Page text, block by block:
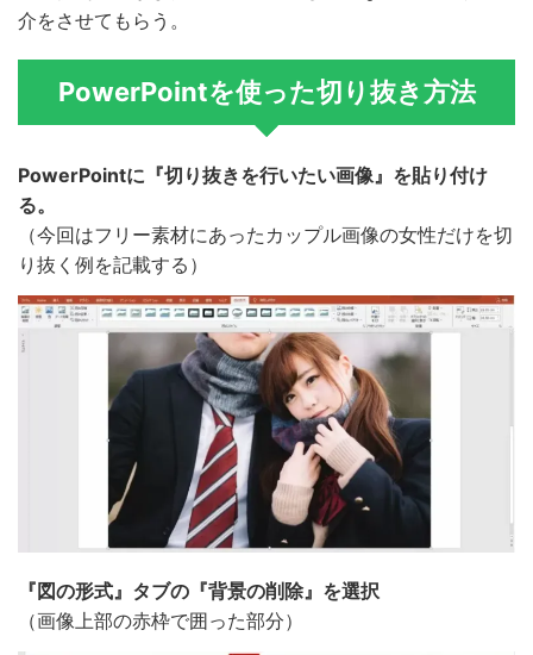
介をさせてもらう。
PowerPointを使った切り抜き方法
PowerPointに『切り抜きを行いたい画像』を貼り付け
る。
（今回はフリー素材にあったカップル画像の女性だけを切
り抜く例を記載する）
『図の形式』タブの『背景の削除』を選択
（画像上部の赤枠で囲った部分）